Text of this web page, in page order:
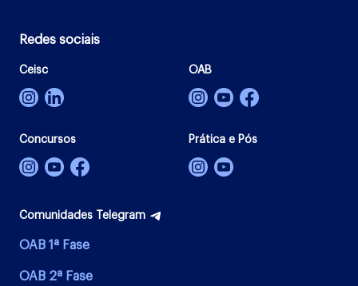
Redes sociais
Ceisc OAB
Concursos Prática e Pós
Comunidades Telegram
OAB 1ª Fase
OAB 2ª Fase